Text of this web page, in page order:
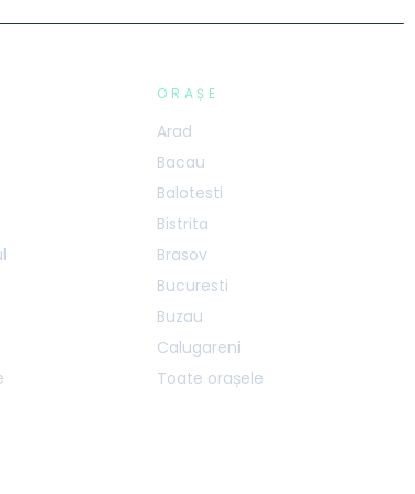
ORAȘE
Arad
Bacau
Balotesti
Bistrita
Brasov
Bucuresti
Buzau
Calugareni
Toate orașele